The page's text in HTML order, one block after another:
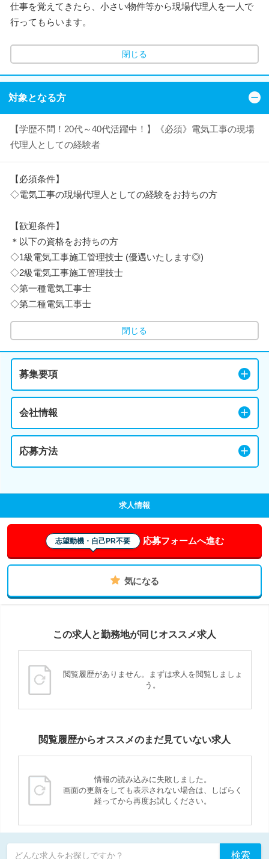
仕事を覚えてきたら、小さい物件等から現場代理人を一人で
行ってもらいます。
閉じる
対象となる方
【学歴不問！20代～40代活躍中！】《必須》電気工事の現場
代理人としての経験者
【必須条件】
◇電気工事の現場代理人としての経験をお持ちの方
【歓迎条件】
＊以下の資格をお持ちの方
◇1級電気工事施工管理技士 (優遇いたします◎)
◇2級電気工事施工管理技士
◇第一種電気工事士
◇第二種電気工事士
閉じる
募集要項
会社情報
応募方法
求人情報
志望動機・自己PR不要 応募フォームへ進む
気になる
この求人と勤務地が同じオススメ求人
閲覧履歴がありません。まずは求人を閲覧しましょ
う。
閲覧履歴からオススメのまだ見ていない求人
情報の読み込みに失敗しました。
画面の更新をしても表示されない場合は、しばらく
経ってから再度お試しください。
どんな求人をお探しですか？ 検索